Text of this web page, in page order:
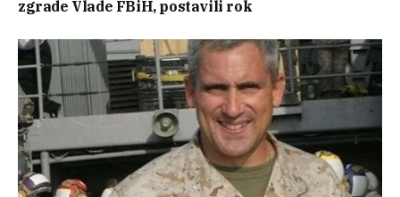
zgrade Vlade FBiH, postavili rok